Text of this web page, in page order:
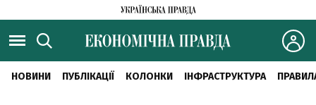
НОВИНИ ПУБЛІКАЦІЇ КОЛОНКИ ІНФРАСТРУКТУРА